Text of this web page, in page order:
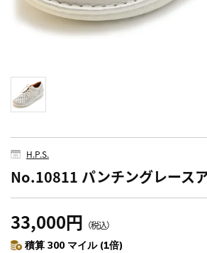
H.P.S.
No.10811 パンチングレース
33,000円 （税込）
積算 300 マイル (1倍)